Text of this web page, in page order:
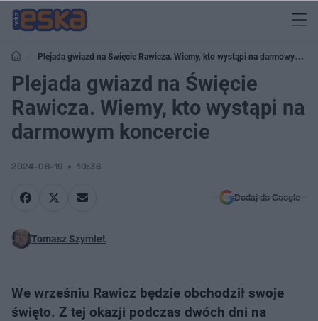
Plejada gwiazd na Święcie Rawicza. Wiemy, kto wystąpi na darmowym
koncercie
Plejada gwiazd na Święcie
Rawicza. Wiemy, kto wystąpi na
darmowym koncercie
2024-08-19 10:36
Dodaj do Google
Tomasz Szymlet
We wrześniu Rawicz będzie obchodził swoje
święto. Z tej okazji podczas dwóch dni na